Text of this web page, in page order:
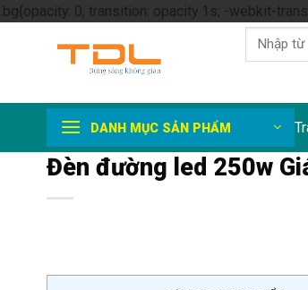
.bg{opacity: 0; transition: opacity 1s; -webkit-
Tìm
kiếm:
DANH MỤC SẢN PHẨM
Đèn đường led 250w